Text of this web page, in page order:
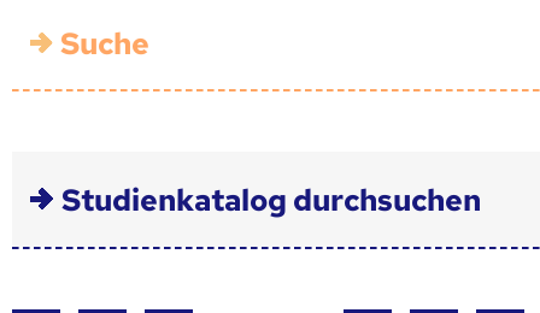
Suche
Studienkatalog durchsuchen